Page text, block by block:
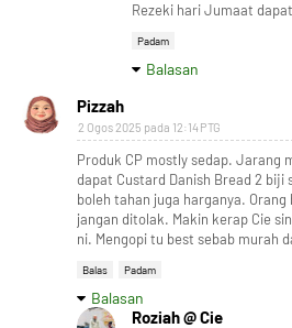
Rezeki hari Jumaat
Padam
Balasan
Pizzah
2 Ogos 2025 pada 12:14 PTG
Produk CP mostly sedap. Jarang
dapat Custard Danish Bread 2 biji
boleh tahan juga harganya.
jangan ditolak. Makin kerap Cie
ni. Mengopi tu best sebab murah
Balas Padam
Balasan
Roziah @ Cie